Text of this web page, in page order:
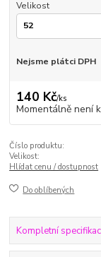
Velikost
Nejsme plátci DPH
140 Kč/ks
Momentálně není
Číslo produktu:
Velikost:
Hlídat cenu / dostupnost
Do oblíbených
Kompletní